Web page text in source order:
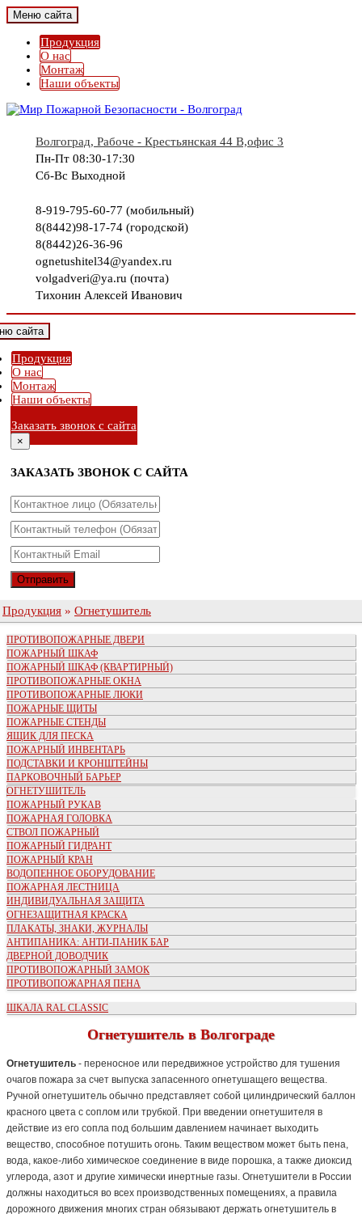
Меню сайта
Продукция
О нас
Монтаж
Наши объекты
Волгоград, Рабоче - Крестьянская 44 В,офис 3
Пн-Пт 08:30-17:30
Сб-Вс Выходной
8-919-795-60-77 (мобильный)
8(8442)98-17-74 (городской)
8(8442)26-36-96
ognetushitel34@yandex.ru
volgadveri@ya.ru (почта)
Тихонин Алексей Иванович
сайта
Продукция
О нас
Монтаж
Наши объекты
Заказать звонок с сайта
×
ЗАКАЗАТЬ ЗВОНОК С САЙТА
Продукция » Огнетушитель
ПРОТИВОПОЖАРНЫЕ ДВЕРИ
ПОЖАРНЫЙ ШКАФ
ПОЖАРНЫЙ ШКАФ (КВАРТИРНЫЙ)
ПРОТИВОПОЖАРНЫЕ ОКНА
ПРОТИВОПОЖАРНЫЕ ЛЮКИ
ПОЖАРНЫЕ ЩИТЫ
ПОЖАРНЫЕ СТЕНДЫ
ЯЩИК ДЛЯ ПЕСКА
ПОЖАРНЫЙ ИНВЕНТАРЬ
ПОДСТАВКИ И КРОНШТЕЙНЫ
ПАРКОВОЧНЫЙ БАРЬЕР
ОГНЕТУШИТЕЛЬ
ПОЖАРНЫЙ РУКАВ
ПОЖАРНАЯ ГОЛОВКА
СТВОЛ ПОЖАРНЫЙ
ПОЖАРНЫЙ ГИДРАНТ
ПОЖАРНЫЙ КРАН
ВОДОПЕННОЕ ОБОРУДОВАНИЕ
ПОЖАРНАЯ ЛЕСТНИЦА
ИНДИВИДУАЛЬНАЯ ЗАЩИТА
ОГНЕЗАЩИТНАЯ КРАСКА
ПЛАКАТЫ, ЗНАКИ, ЖУРНАЛЫ
АНТИПАНИКА: АНТИ-ПАНИК БАР
ДВЕРНОЙ ДОВОДЧИК
ПРОТИВОПОЖАРНЫЙ ЗАМОК
ПРОТИВОПОЖАРНАЯ ПЕНА
ШКАЛА RAL CLASSIC
Огнетушитель в Волгограде
Огнетушитель - переносное или передвижное устройство для тушения
очагов пожара за счет выпуска запасенного огнетушащего вещества.
Ручной огнетушитель обычно представляет собой цилиндрический баллон
красного цвета с соплом или трубкой. При введении огнетушителя в
действие из его сопла под большим давлением начинает выходить
вещество, способное потушить огонь. Таким веществом может быть пена,
вода, какое-либо химическое соединение в виде порошка, а также диоксид
углерода, азот и другие химически инертные газы. Огнетушители в России
должны находиться во всех производственных помещениях, а правила
дорожного движения многих стран обязывают держать огнетушитель в